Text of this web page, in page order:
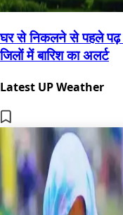
घर से निकलने से पहले
जिलों में बारिश का अलर्ट
Latest UP Weather